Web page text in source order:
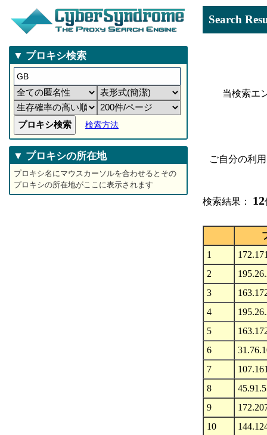
▼ プロキシ検索
検索方法
▼ プロキシの所在地
プロキシ名にマウスカーソルを合わせるとその
プロキシの所在地がここに表示されます
Search
当検索エ
ご自分の利
検索結果： 12
1
2
3
4
5
6
7
8
9
10